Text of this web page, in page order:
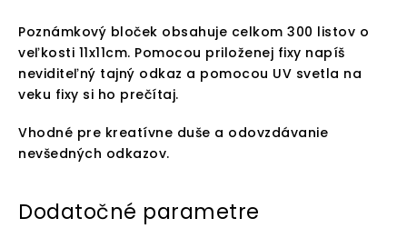
Poznámkový bloček obsahuje celkom 300 listov o
veľkosti 11x11cm. Pomocou priloženej fixy napíš
neviditeľný tajný odkaz a pomocou UV svetla na
veku fixy si ho prečítaj.
Vhodné pre kreatívne duše a odovzdávanie
nevšedných odkazov.
Dodatočné parametre